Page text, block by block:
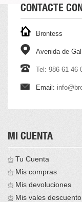
CONTACTE
Brontess
Avenida de
Tel: 986 61 46
Email:
MI CUENTA
Tu Cuenta
Mis compras
Mis devoluciones
Mis vales descuento